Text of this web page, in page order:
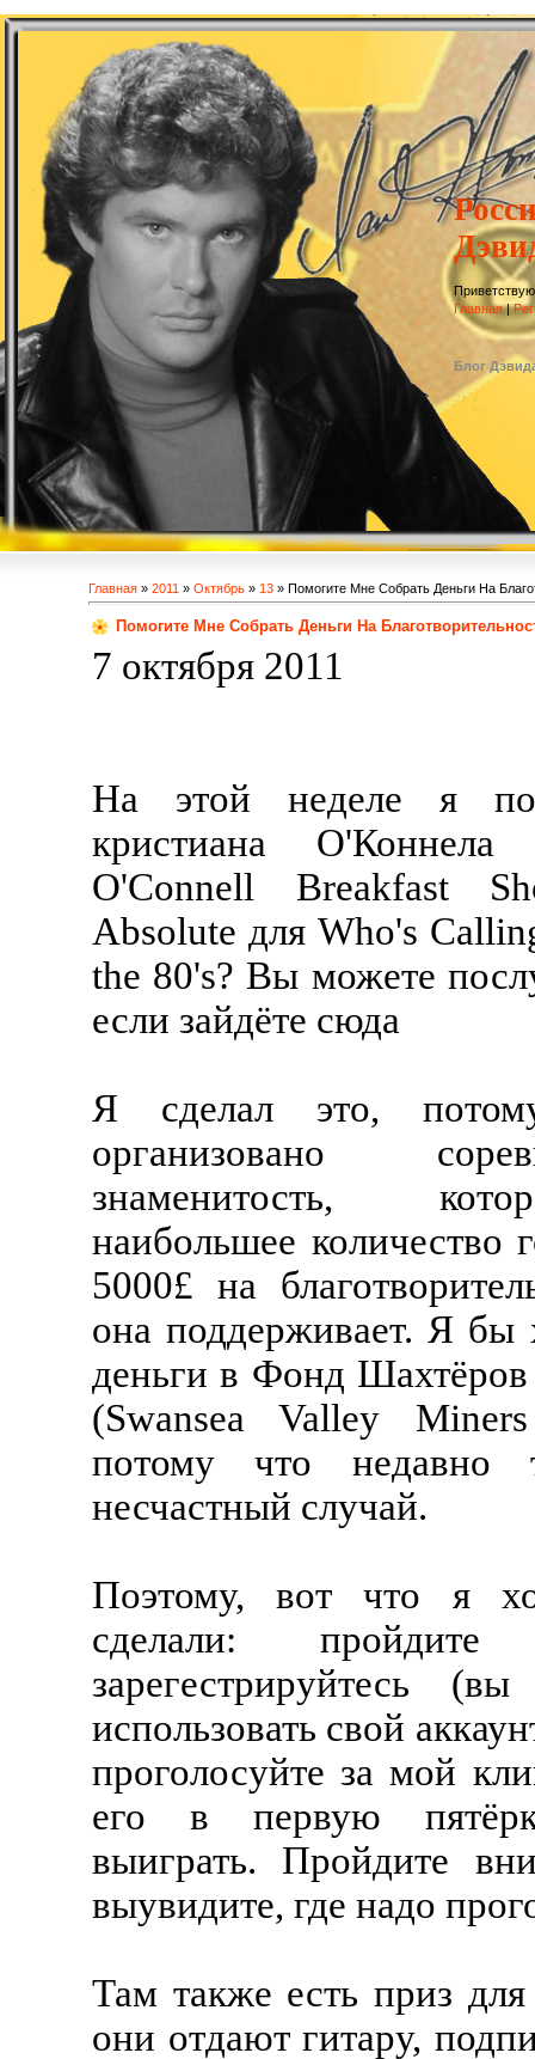
Главная|
Блог
Главная » 2011 » Октябрь » 13 » Помогите Мне Собрать Деньги На
Помогите Мне Собрать Деньги На
7 октября 2011
На этой неделе я
кристиана
O'Connell Breakfast
Absolute для Who's
the 80's? Вы можете
если зайдёте сюда
Я сделал это,
организовано
знаменитость,
наибольшее количество
5000£ на
она поддерживает. Я бы
деньги в Фонд
(Swansea Valley
потому что недавно
несчастный случай.
Поэтому, вот что я
сделали:
зарегестрируйтесь
использовать свой
проголосуйте за мой
его в первую
выиграть. Пройдите
выувидите, где надо
Там также есть приз
они отдают гитару,